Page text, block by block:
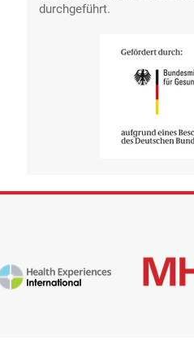
durchgeführt.